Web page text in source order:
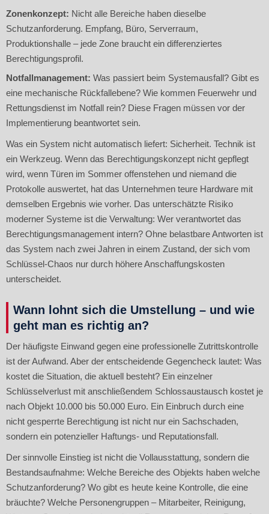
Zonenkonzept: Nicht alle Bereiche haben dieselbe
Schutzanforderung. Empfang, Büro, Serverraum,
Produktionshalle – jede Zone braucht ein differenziertes
Berechtigungsprofil.
Notfallmanagement: Was passiert beim Systemausfall? Gibt es
eine mechanische Rückfallebene? Wie kommen Feuerwehr und
Rettungsdienst im Notfall rein? Diese Fragen müssen vor der
Implementierung beantwortet sein.
Was ein System nicht automatisch liefert: Sicherheit. Technik ist
ein Werkzeug. Wenn das Berechtigungskonzept nicht gepflegt
wird, wenn Türen im Sommer offenstehen und niemand die
Protokolle auswertet, hat das Unternehmen teure Hardware mit
demselben Ergebnis wie vorher. Das unterschätzte Risiko
moderner Systeme ist die Verwaltung: Wer verantwortet das
Berechtigungsmanagement intern? Ohne belastbare Antworten ist
das System nach zwei Jahren in einem Zustand, der sich vom
Schlüssel-Chaos nur durch höhere Anschaffungskosten
unterscheidet.
Wann lohnt sich die Umstellung – und wie
geht man es richtig an?
Der häufigste Einwand gegen eine professionelle Zutrittskontrolle
ist der Aufwand. Aber der entscheidende Gegencheck lautet: Was
kostet die Situation, die aktuell besteht? Ein einzelner
Schlüsselverlust mit anschließendem Schlossaustausch kostet je
nach Objekt 10.000 bis 50.000 Euro. Ein Einbruch durch eine
nicht gesperrte Berechtigung ist nicht nur ein Sachschaden,
sondern ein potenzieller Haftungs- und Reputationsfall.
Der sinnvolle Einstieg ist nicht die Vollausstattung, sondern die
Bestandsaufnahme: Welche Bereiche des Objekts haben welche
Schutzanforderung? Wo gibt es heute keine Kontrolle, die eine
bräuchte? Welche Personengruppen – Mitarbeiter, Reinigung,